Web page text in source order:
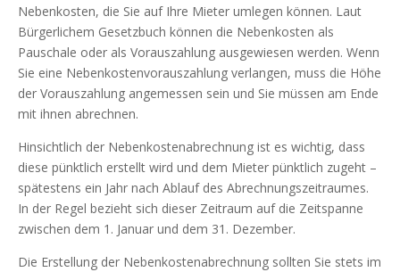
Nebenkosten, die Sie auf Ihre Mieter umlegen können. Laut
Bürgerlichem Gesetzbuch können die Nebenkosten als
Pauschale oder als Vorauszahlung ausgewiesen werden. Wenn
Sie eine Nebenkostenvorauszahlung verlangen, muss die Höhe
der Vorauszahlung angemessen sein und Sie müssen am Ende
mit ihnen abrechnen.
Hinsichtlich der Nebenkostenabrechnung ist es wichtig, dass
diese pünktlich erstellt wird und dem Mieter pünktlich zugeht –
spätestens ein Jahr nach Ablauf des Abrechnungszeitraumes.
In der Regel bezieht sich dieser Zeitraum auf die Zeitspanne
zwischen dem 1. Januar und dem 31. Dezember.
Die Erstellung der Nebenkostenabrechnung sollten Sie stets im